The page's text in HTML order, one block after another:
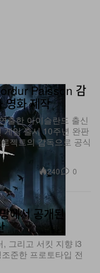
영화 제작
출한 아이슬란드 출신
임 출시 10주년 완판
젝트의 감독으로 공식
서 공개된
그리고 서킷 지향 i3
준한 프로토타입 전